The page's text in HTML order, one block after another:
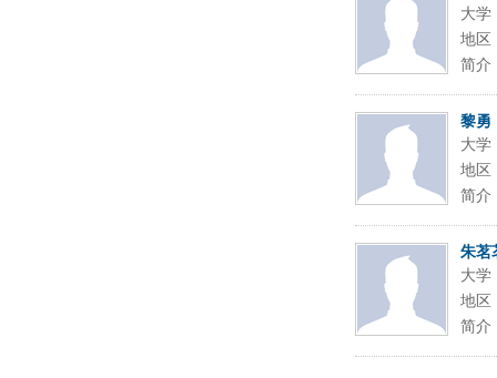
大学
地区
简介
黎勇
大学
地区
简介
朱茗
大学
地区
简介